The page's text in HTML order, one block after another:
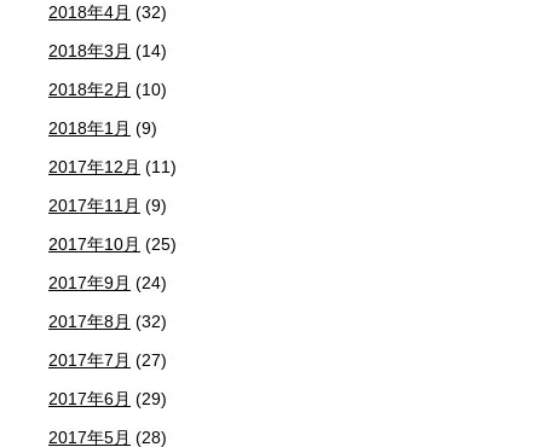
2018年4月 (32)
2018年3月 (14)
2018年2月 (10)
2018年1月 (9)
2017年12月 (11)
2017年11月 (9)
2017年10月 (25)
2017年9月 (24)
2017年8月 (32)
2017年7月 (27)
2017年6月 (29)
2017年5月 (28)